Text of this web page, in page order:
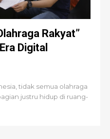
Rakyat”
Digital
tidak semua olahraga
justru hidup di ruang-